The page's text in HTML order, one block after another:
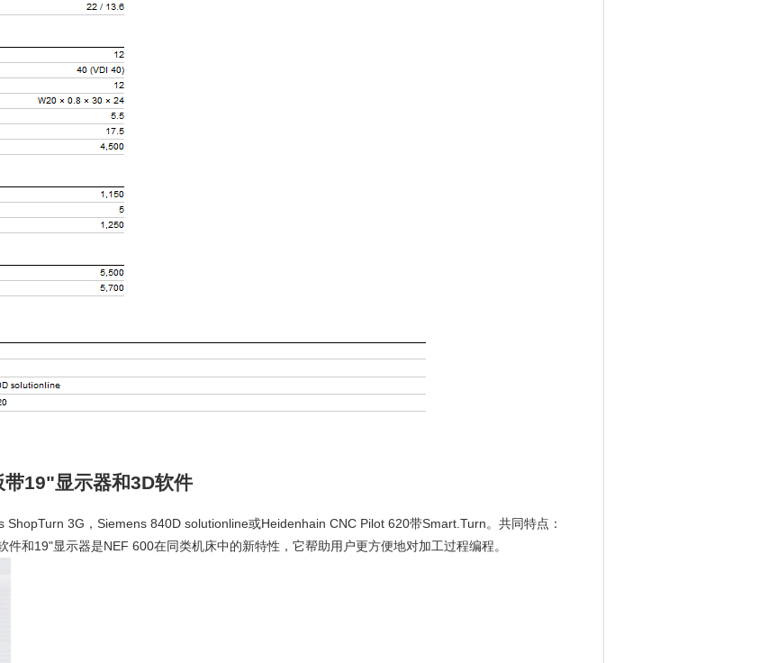
带19"显示器和3D软件
3G，Siemens 840D solutionline或Heidenhain CNC Pilot 620带Smart.Turn。共同特点：
和19"显示器是NEF 600在同类机床中的新特性，它帮助用户更方便地对加工过程编程。